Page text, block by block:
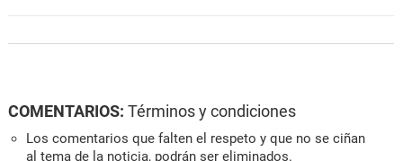
COMENTARIOS: Términos y condiciones
Los comentarios que falten el respeto y que no se ciñan
al tema de la noticia, podrán ser eliminados.